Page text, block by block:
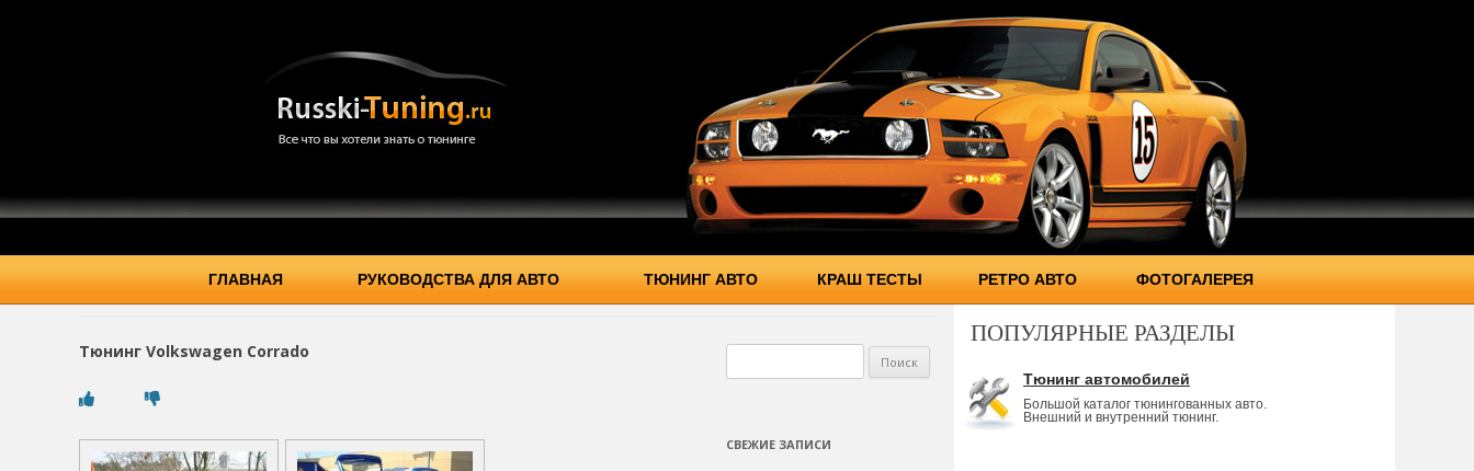
ГЛАВНАЯ РУКОВОДСТВА ДЛЯ АВТО ТЮНИНГ АВТО КРАШ ТЕСТЫ РЕТРО АВТО ФОТОГАЛЕРЕЯ
Тюнинг Volkswagen Corrado
СВЕЖИЕ ЗАПИСИ
ПОПУЛЯРНЫЕ РАЗДЕЛЫ
Тюнинг автомобилей
Большой каталог тюнингованных авто.
Внешний и внутренний тюнинг.